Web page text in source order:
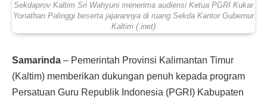
Sekdaprov Kaltim Sri Wahyuni menerima audiensi Ketua PGRI Kukar
Yonathan Palinggi beserta jajarannya di ruang Sekda Kantor Gubernur
Kaltim (.inet)
Samarinda – Pemerintah Provinsi Kalimantan Timur
(Kaltim) memberikan dukungan penuh kepada program
Persatuan Guru Republik Indonesia (PGRI) Kabupaten